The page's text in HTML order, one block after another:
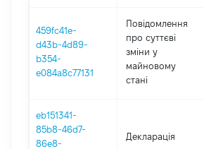
459fc41e-
d43b-4d89-
b354-
e084a8c77131
Повідомлення
про суттєві
зміни y
майновому
стані
eb151341-
85b8-46d7-
86e8-
Декларація